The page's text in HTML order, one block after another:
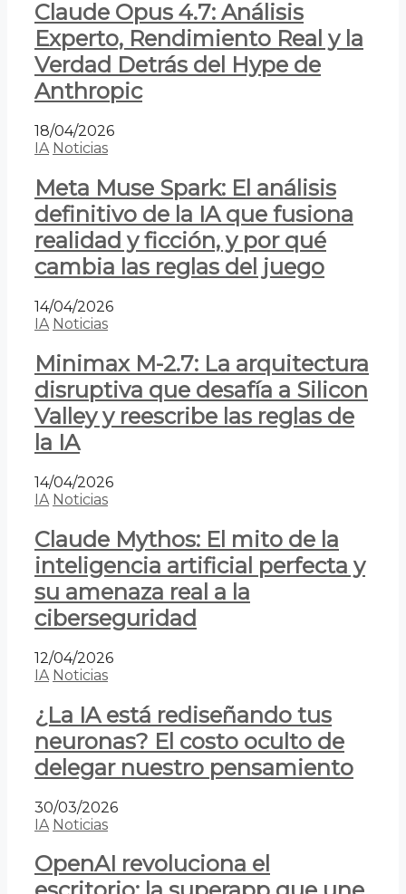
Claude Opus 4.7: Análisis
Experto, Rendimiento Real y la
Verdad Detrás del Hype de
Anthropic
18/04/2026
IA Noticias
Meta Muse Spark: El análisis
definitivo de la IA que fusiona
realidad y ficción, y por qué
cambia las reglas del juego
14/04/2026
IA Noticias
Minimax M-2.7: La arquitectura
disruptiva que desafía a Silicon
Valley y reescribe las reglas de
la IA
14/04/2026
IA Noticias
Claude Mythos: El mito de la
inteligencia artificial perfecta y
su amenaza real a la
ciberseguridad
12/04/2026
IA Noticias
¿La IA está rediseñando tus
neuronas? El costo oculto de
delegar nuestro pensamiento
30/03/2026
IA Noticias
OpenAI revoluciona el